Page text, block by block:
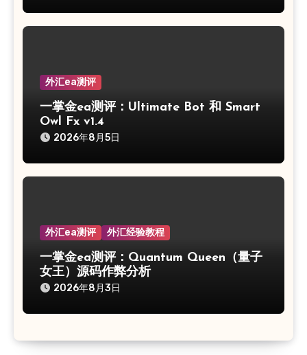
外汇ea测评
一掌金ea测评：Ultimate Bot 和 Smart
Owl Fx v1.4
2026年8月5日
外汇ea测评 外汇经验教程
一掌金ea测评：Quantum Queen（量子
女王）源码作弊分析
2026年8月3日